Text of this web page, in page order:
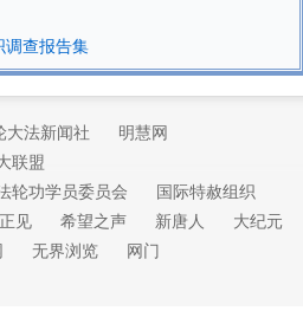
调查报告集
大法新闻社
明慧网
联盟
轮功学员委员会
国际特赦组织
正见 希望之声 新唐人
大纪元
无界浏览
网门